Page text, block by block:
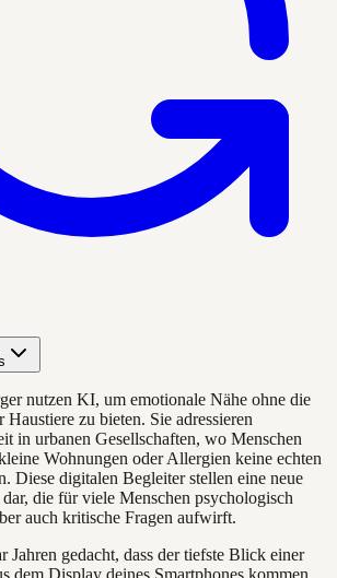
nutzen KI, um emotionale Nähe ohne die
zu bieten. Sie adressieren
in urbanen Gesellschaften, wo Menschen
Wohnungen oder Allergien keine echten
Diese digitalen Begleiter stellen eine neue
die für viele Menschen psychologisch
auch kritische Fragen aufwirft.
Jahren gedacht, dass der tiefste Blick einer
dem Display deines Smartphones kommen